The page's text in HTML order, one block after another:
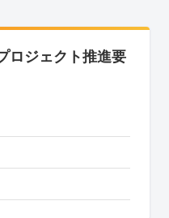
ロジェクト推進要